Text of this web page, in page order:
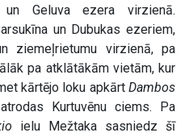
Geluva ezera virzienā.
un Dubukas ezeriem,
ziemeļrietumu virzienā, pa
pa atklātākām vietām, kur
kārtējo loku apkārt Dambos
Kurtuvēnu ciems. Pa
ielu Mežtaka sasniedz šī